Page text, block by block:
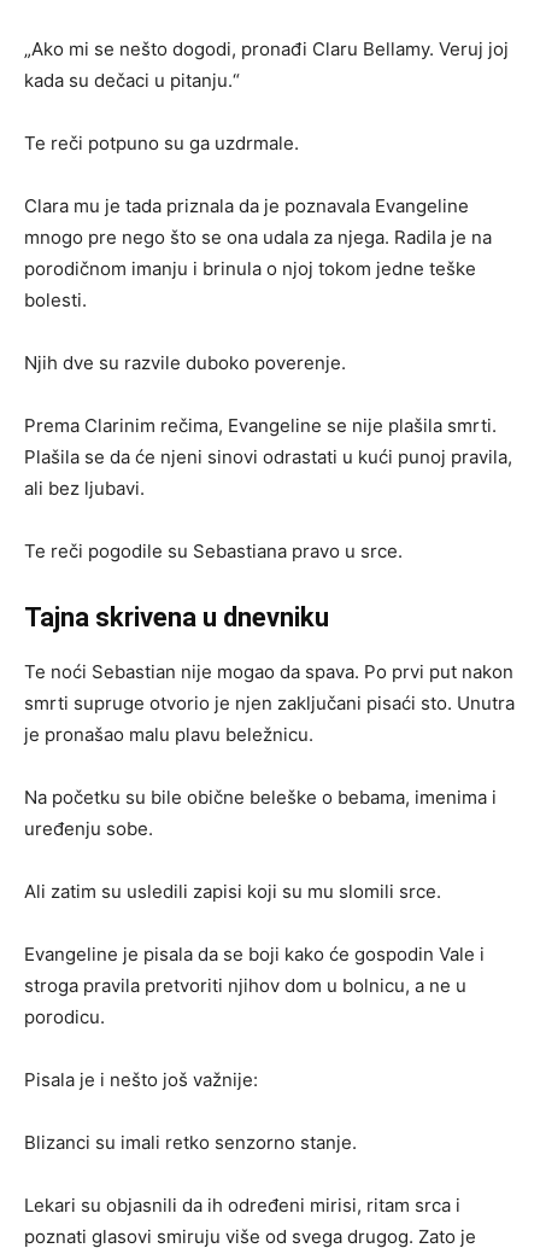
„Ako mi se nešto dogodi, pronađi Claru Bellamy. Veruj joj
kada su dečaci u pitanju.“
Te reči potpuno su ga uzdrmale.
Clara mu je tada priznala da je poznavala Evangeline
mnogo pre nego što se ona udala za njega. Radila je na
porodičnom imanju i brinula o njoj tokom jedne teške
bolesti.
Njih dve su razvile duboko poverenje.
Prema Clarinim rečima, Evangeline se nije plašila smrti.
Plašila se da će njeni sinovi odrastati u kući punoj pravila,
ali bez ljubavi.
Te reči pogodile su Sebastiana pravo u srce.
Tajna skrivena u dnevniku
Te noći Sebastian nije mogao da spava. Po prvi put nakon
smrti supruge otvorio je njen zaključani pisaći sto. Unutra
je pronašao malu plavu beležnicu.
Na početku su bile obične beleške o bebama, imenima i
uređenju sobe.
Ali zatim su usledili zapisi koji su mu slomili srce.
Evangeline je pisala da se boji kako će gospodin Vale i
stroga pravila pretvoriti njihov dom u bolnicu, a ne u
porodicu.
Pisala je i nešto još važnije:
Blizanci su imali retko senzorno stanje.
Lekari su objasnili da ih određeni mirisi, ritam srca i
poznati glasovi smiruju više od svega drugog. Zato je